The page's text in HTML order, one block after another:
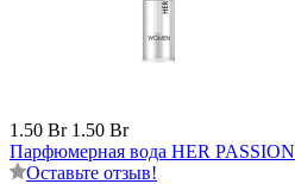
1.50 Br 1.50 Br
Парфюмерная вода HER PASSION
Оставьте отзыв!